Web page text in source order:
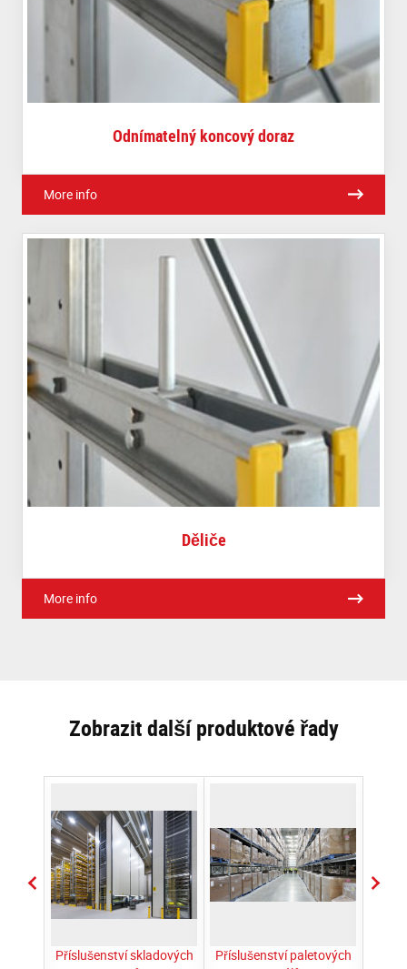
Odnímatelný koncový doraz
More info
Děliče
More info
Zobrazit další produktové řady
Příslušenství skladových
Příslušenství paletových